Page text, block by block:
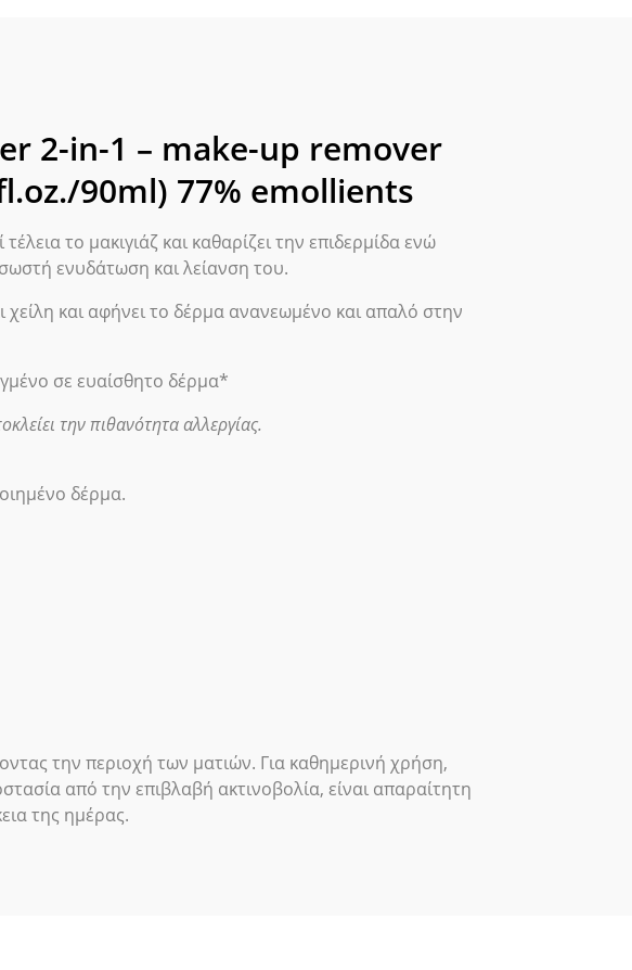
facial
cleanser
(3.04fl.oz./90ml)
emollients
ποσότητα
2-in-1 – make-up remover
90ml) 77% emollients
το μακιγιάζ και καθαρίζει την επιδερμίδα ενώ
ενυδάτωση και λείανση του.
και αφήνει το δέρμα ανανεωμένο και απαλό στην
σε ευαίσθητο δέρμα*
την πιθανότητα αλλεργίας.
δέρμα.
την περιοχή των ματιών. Για καθημερινή χρήση,
από την επιβλαβή ακτινοβολία, είναι απαραίτητη
της ημέρας.